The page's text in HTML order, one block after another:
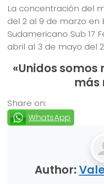
La concentración del
del 2 al 9 de marzo
Sudamericano Sub 17
abril al 3 de mayo del
«Unidos somos
más
Share on:
WhatsApp
Author: